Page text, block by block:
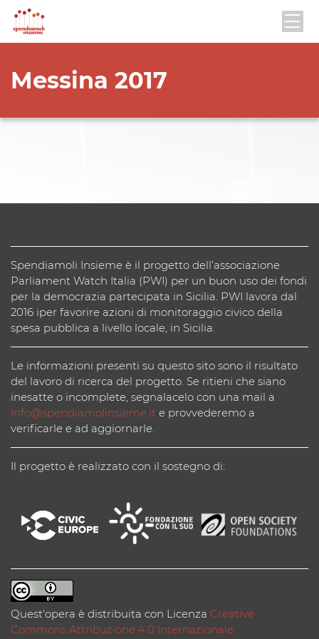
Messina 2017
Spendiamoli Insieme è il progetto dell’associazione
Parliament Watch Italia (PWI) per un buon uso dei fondi
per la democrazia partecipata in Sicilia. PWI lavora dal
2016 iper favorire azioni di monitoraggio civico della
spesa pubblica a livello locale, in Sicilia.
Le informazioni presenti su questo sito sono il risultato
del lavoro di ricerca del progetto. Se ritieni che siano
inesatte o incomplete, segnalacelo con una mail a
info@spendiamolinsieme.it e provvederemo a
verificarle e ad aggiornarle.
Il progetto è realizzato con il sostegno di:
Quest'opera è distribuita con Licenza Creative
Commons Attribuzione 4.0 Internazionale